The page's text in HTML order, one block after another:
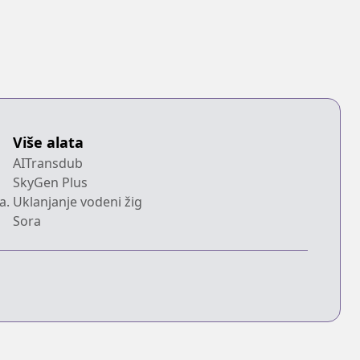
Više alata
AITransdub
SkyGen Plus
Uklanjanje vodeni žig
Sora